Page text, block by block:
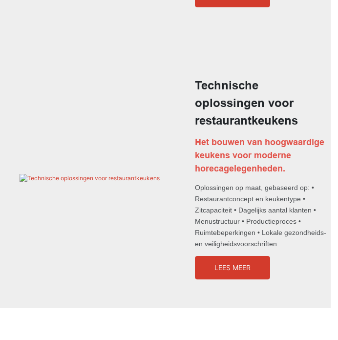
Technische
oplossingen voor
restaurantkeukens
Het bouwen van hoogwaardige
keukens voor moderne
horecagelegenheden.
Oplossingen op maat, gebaseerd op: •
Restaurantconcept en keukentype •
Zitcapaciteit • Dagelijks aantal klanten •
Menustructuur • Productieproces •
Ruimtebeperkingen • Lokale gezondheids-
en veiligheidsvoorschriften
LEES MEER